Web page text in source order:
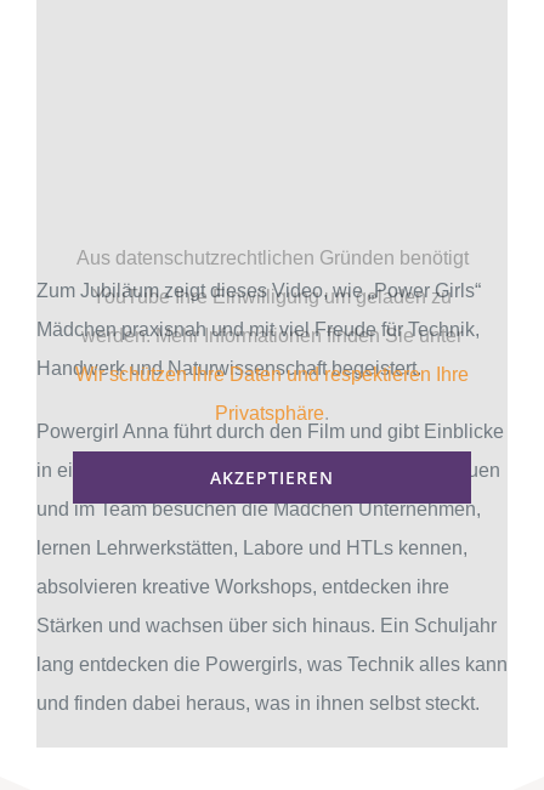
Aus datenschutzrechtlichen Gründen benötigt
YouTube Ihre Einwilligung um geladen zu
werden. Mehr Informationen finden Sie unter
Wir schützen Ihre Daten und respektieren Ihre
Privatsphäre.
AKZEPTIEREN
Zum Jubiläum zeigt dieses Video, wie „Power Girls“
Mädchen praxisnah und mit viel Freude für Technik,
Handwerk und Naturwissenschaft begeistert.
Powergirl Anna führt durch den Film und gibt Einblicke
in ein „Power-Girls“-Jahr: Mit Neugier, Selbstvertrauen
und im Team besuchen die Mädchen Unternehmen,
lernen Lehrwerkstätten, Labore und HTLs kennen,
absolvieren kreative Workshops, entdecken ihre
Stärken und wachsen über sich hinaus. Ein Schuljahr
lang entdecken die Powergirls, was Technik alles kann
und finden dabei heraus, was in ihnen selbst steckt.